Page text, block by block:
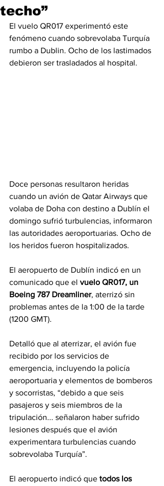
techo”
El vuelo QR017 experimentó este
fenómeno cuando sobrevolaba Turquía
rumbo a Dublin. Ocho de los lastimados
debieron ser trasladados al hospital.
Doce personas resultaron heridas
cuando un avión de Qatar Airways que
volaba de Doha con destino a Dublín el
domingo sufrió turbulencias, informaron
las autoridades aeroportuarias. Ocho de
los heridos fueron hospitalizados.
El aeropuerto de Dublín indicó en un
comunicado que el vuelo QR017, un
Boeing 787 Dreamliner, aterrizó sin
problemas antes de la 1:00 de la tarde
(1200 GMT).
Detalló que al aterrizar, el avión fue
recibido por los servicios de
emergencia, incluyendo la policía
aeroportuaria y elementos de bomberos
y socorristas, “debido a que seis
pasajeros y seis miembros de la
tripulación... señalaron haber sufrido
lesiones después que el avión
experimentara turbulencias cuando
sobrevolaba Turquía”.
El aeropuerto indicó que todos los